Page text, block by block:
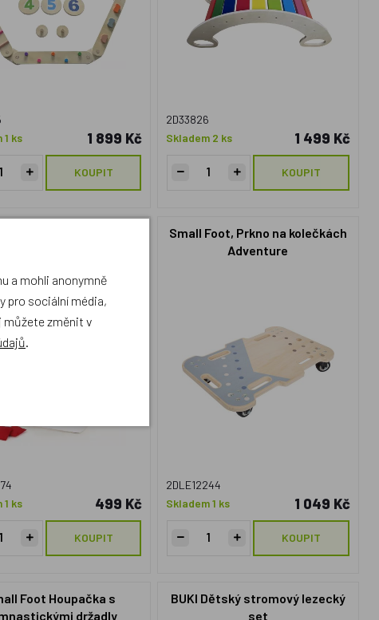
1 ks
1 899 Kč
KOUPIT
2D33826
Skladem 2 ks
1 499 Kč
KOUPIT
1 ks
499 Kč
KOUPIT
Small Foot, Prkno na kolečkách
Adventure
2DLE12244
Skladem 1 ks
1 049 Kč
KOUPIT
Foot Houpačka s
držadly
BUKI Dětský stromový lezecký
set
a mohli anonymně
pro sociální média,
můžete změnit v